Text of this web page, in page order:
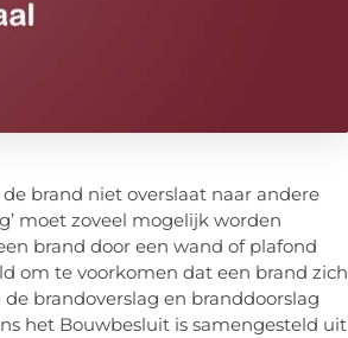
brand niet overslaat naar andere
moet zoveel mogelijk worden
brand door een wand of plafond
om te voorkomen dat een brand zich
brandoverslag en branddoorslag
het Bouwbesluit is samengesteld uit